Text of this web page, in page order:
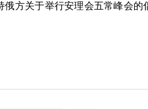
俄方关于举行安理会五常峰会